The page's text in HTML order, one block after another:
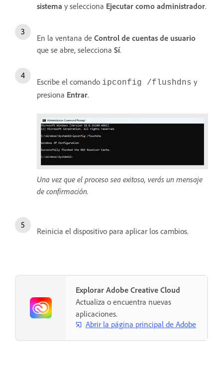
sistema y selecciona Ejecutar como administrador.
En la ventana de Control de cuentas de usuario
que se abre, selecciona Sí.
Escribe el comando ipconfig /flushdns y
presiona Entrar.
Una vez que el proceso sea exitoso, verás un mensaje
de confirmación.
Reinicia el dispositivo para aplicar los cambios.
Explorar Adobe Creative Cloud
Actualiza o encuentra nuevas
aplicaciones.
Abrir la página principal de Adobe